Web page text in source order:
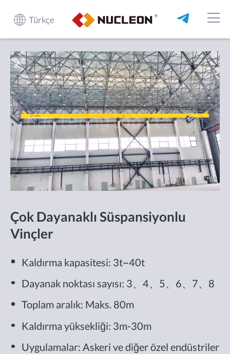
Türkçe
Çok Dayanaklı Süspansiyonlu
Vinçler
Kaldırma kapasitesi: 3t~40t
Dayanak noktası sayısı: 3、4、5、6、7、8
Toplam aralık: Maks. 80m
Kaldırma yüksekliği: 3m-30m
Uygulamalar: Askeri ve diğer özel endüstriler